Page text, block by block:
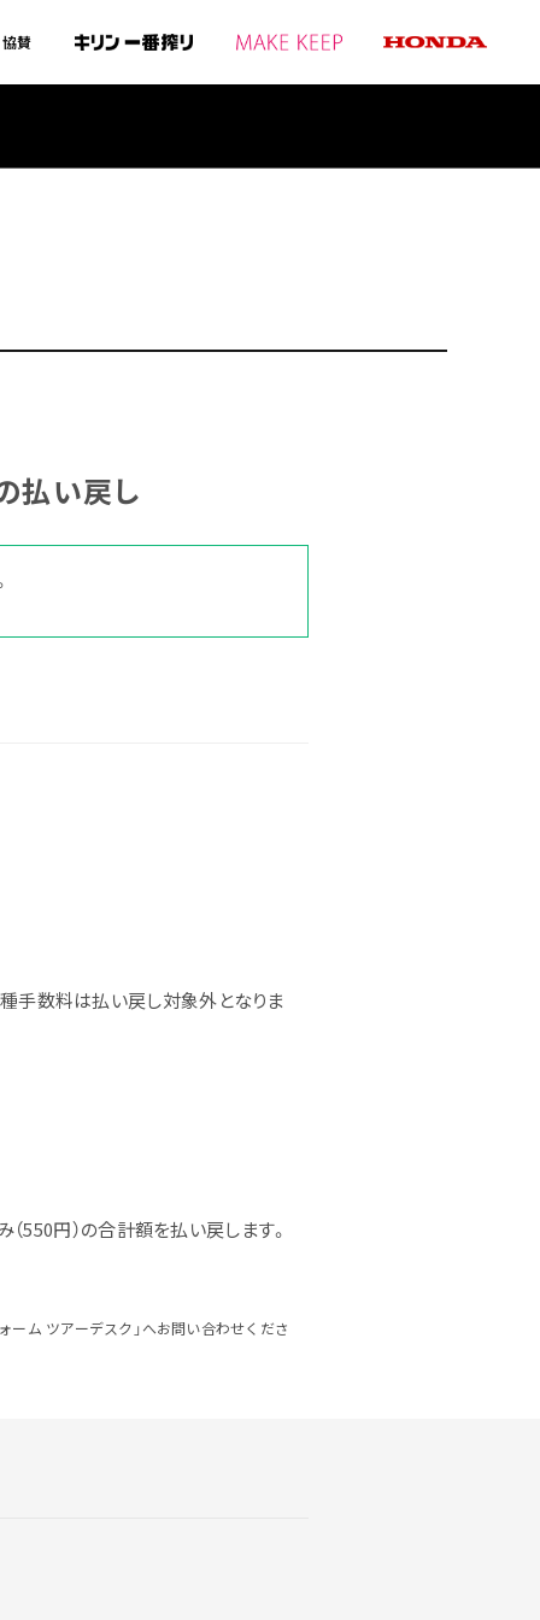
協賛
エリアマップ
払い戻し
手数料は払い戻し対象外となりま
550円）の合計額を払い戻します。
ーム ツアーデスク」へお問い合わせくださ